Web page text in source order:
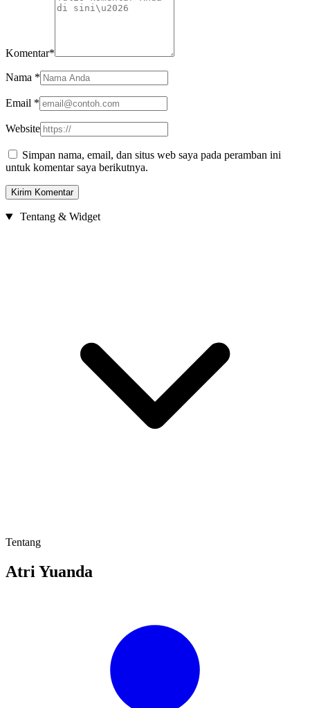
Komentar*
Nama *
Email *
Website
Simpan nama, email, dan situs web saya pada peramban ini
untuk komentar saya berikutnya.
Tentang & Widget
Tentang
Atri Yuanda